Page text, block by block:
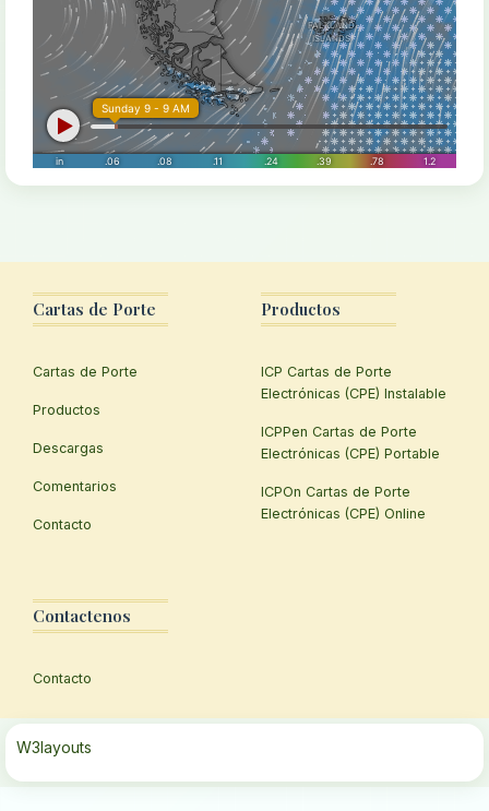
Cartas de Porte
Cartas de Porte
Productos
Descargas
Comentarios
Contacto
Productos
ICP Cartas de Porte
Electrónicas (CPE) Instalable
ICPPen Cartas de Porte
Electrónicas (CPE) Portable
ICPOn Cartas de Porte
Electrónicas (CPE) Online
Contactenos
Contacto
W3layouts